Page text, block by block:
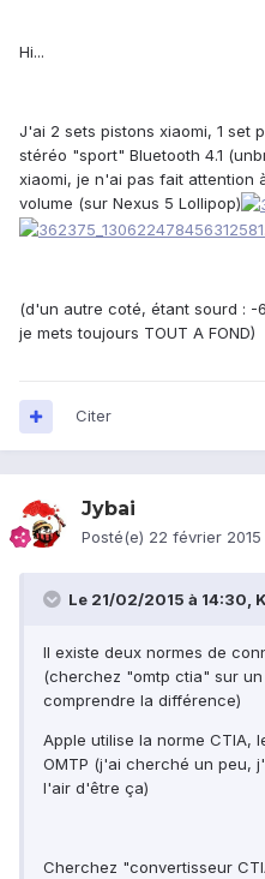
Hi...
J'ai 2 sets pistons xiaomi, 1 set
stéréo "sport" Bluetooth 4.1
xiaomi, je n'ai pas fait attention
volume (sur Nexus 5 Lollipop)
(d'un autre coté, étant sourd : -
je mets toujours TOUT A FOND)
Citer
Jybai
Posté(e) 22 février 2015
Le 21/02/2015 à 14:30,
Il existe deux normes de
(cherchez "omtp ctia" sur
comprendre la différence)
Apple utilise la norme CTIA,
OMTP (j'ai cherché un peu,
l'air d'être ça)
Cherchez "convertisseur